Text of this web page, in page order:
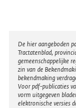
Disclaimer
De hier aangeboden
Tractatenblad,
gemeenschappelijke
zin van de
bekendmaking
Voor pdf-publicaties
vorm uitgegeven
elektronische versies